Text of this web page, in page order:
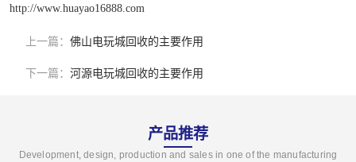
http://www.huayao16888.com
上一篇： 佛山电玩城回收的主要作用
下一篇： 河源电玩城回收的主要作用
产品推荐
Development, design, production and sales in one of the manufacturing